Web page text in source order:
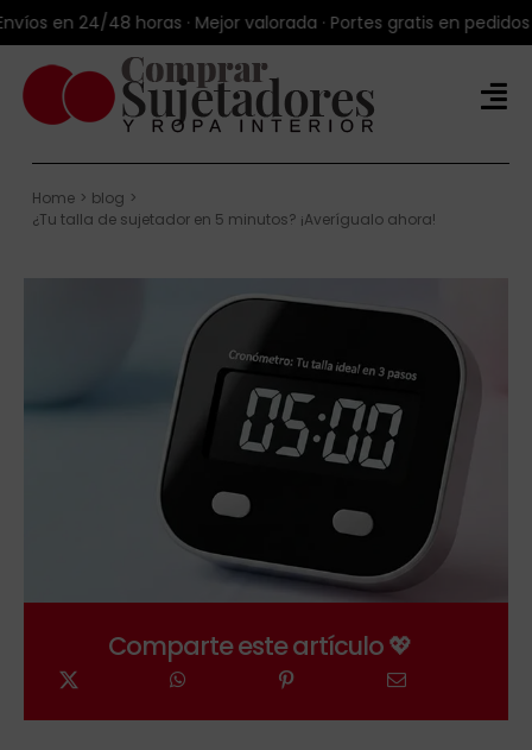
Saltar
al
contenido
en 24/48 horas · Mejor valorada · Portes gratis en pedidos
Tienda Online
Productos
Home
blog
¿Tu talla de sujetador en 5 minutos? ¡Averígualo ahora!
Comparte este artículo 💖